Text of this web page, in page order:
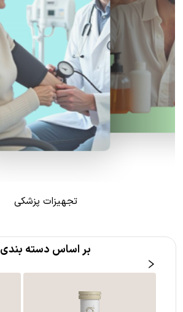
تجهیزات پزشکی
بر اساس دسته بندی